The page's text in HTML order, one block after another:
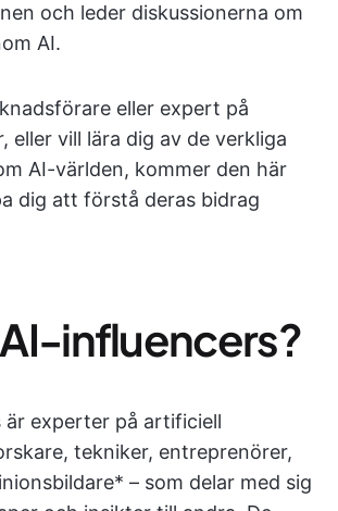
och leder diskussionerna om
AI.
eller expert på
eller vill lära dig av de verkliga
AI-världen, kommer den här
dig att förstå deras bidrag
influencers?
är experter på artificiell
tekniker, entreprenörer,
– som delar med sig